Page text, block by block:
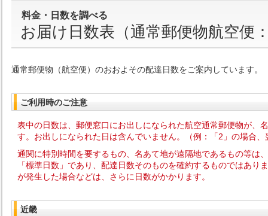
料金・日数を調べる
お届け日数表（通常郵便物航空便
通常郵便物（航空便）のおおよその配達日数をご案内しています。
ご利用時のご注意
表中の日数は、郵便窓口にお出しになられた航空通常郵便物が、
す。お出しになられた日は含んでいません。（例：「2」の場合
通関に特別時間を要するもの、名あて地が遠隔地であるもの等は
「標準日数」であり、配達日数そのものを確約するものではあ
が発生した場合などは、さらに日数がかかります。
近畿